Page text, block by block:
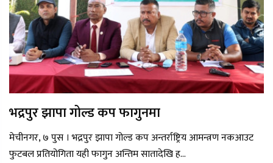
भद्रपुर झापा गोल्ड कप फागुनमा
मेचीनगर, ७ पुस । भद्रपुर झापा गोल्ड कप अन्तर्राष्ट्रिय आमन्त्रण नकआउट
फुटबल प्रतियोगिता यही फागुन अन्तिम सातादेखि ह...